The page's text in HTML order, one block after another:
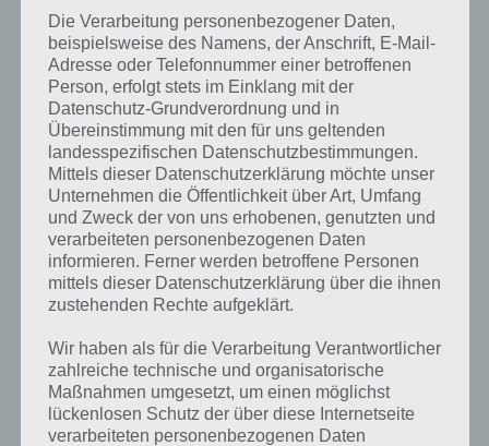
Kurze Begriffserklärung zur Lösung Wald
Wald ist die Lösung für das tägliche Rätsel am 22.4.2022 in 4 Bilder 1
Wort, doch welche Bedeutung hat dieses eigentlich und was gibt es
dazu zu wissen? Passt das Wort auch zu Alles wird grün? Zu
kurze Begriffserklärung!
Zu Wald haben wir zunächst keine weiteren Informationen parat!
Die Verarbeitung personenbezogener Daten,
beispielsweise des Namens, der Anschrift, E-Mail-
Adresse oder Telefonnummer einer betroffenen
Person, erfolgt stets im Einklang mit der
Datenschutz-Grundverordnung und in
Übereinstimmung mit den für uns geltenden
landesspezifischen Datenschutzbestimmungen.
Mittels dieser Datenschutzerklärung möchte unser
Unternehmen die Öffentlichkeit über Art, Umfang
und Zweck der von uns erhobenen, genutzten und
verarbeiteten personenbezogenen Daten
informieren. Ferner werden betroffene Personen
mittels dieser Datenschutzerklärung über die ihnen
zustehenden Rechte aufgeklärt.
Wir haben als für die Verarbeitung Verantwortlicher
zahlreiche technische und organisatorische
Maßnahmen umgesetzt, um einen möglichst
lückenlosen Schutz der über diese Internetseite
verarbeiteten personenbezogenen Daten